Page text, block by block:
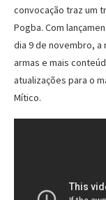
convocação traz um
Pogba. Com
dia 9 de novembro,
armas e mais
atualizações para o
Mítico.